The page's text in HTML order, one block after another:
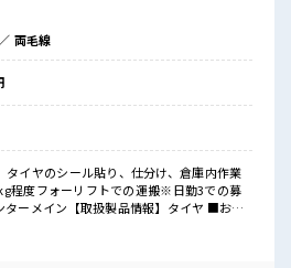
ライベート満喫！
色自由♪
≫
のは不安だけど、
ます！
UP目指していきましょう！
です！
両毛線
タイヤのシール貼り、仕分け、倉庫内作業
程度フォーリフトでの運搬※日勤3での募
メイン【取扱製品情報】タイヤ ■お仕
給料に残業代を上乗せ≫ 残業は月20時間未